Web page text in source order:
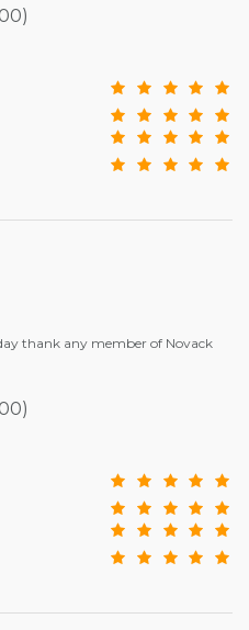
thank any member of Novack